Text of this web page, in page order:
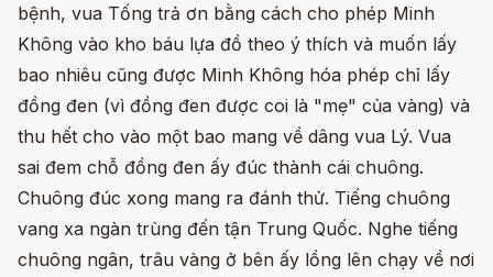
bệnh, vua Tống trả ơn bằng cách cho phép Minh
Không vào kho báu lựa đồ theo ý thích và muốn lấy
bao nhiêu cũng được Minh Không hóa phép chỉ lấy
đồng đen (vì đồng đen được coi là "mẹ" của vàng) và
thu hết cho vào một bao mang về dâng vua Lý. Vua
sai đem chỗ đồng đen ấy đúc thành cái chuông.
Chuông đúc xong mang ra đánh thử. Tiếng chuông
vang xa ngàn trùng đến tận Trung Quốc. Nghe tiếng
chuông ngân, trâu vàng ở bên ấy lồng lên chạy về nơi